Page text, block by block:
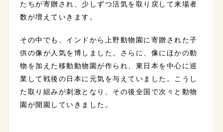
たちが寄贈され、少しずつ活気を取り戻して来場者
数が増えていきます。
その中でも、インドから上野動物園に寄贈された子
供の像が人気を博しました。さらに、像にほかの動
物を加えた移動動物園が作られ、東日本を中心に巡
業して戦後の日本に元気を与えていました。こうし
た取り組みが刺激となり、その後全国で次々と動物
園が開園していきました。